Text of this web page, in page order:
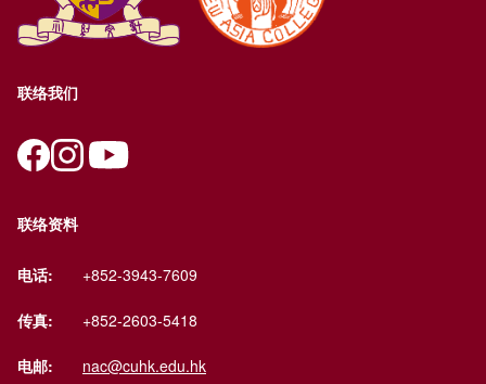
联络我们
联络资料
电话: +852-3943-7609
传真: +852-2603-5418
电邮: nac@cuhk.edu.hk